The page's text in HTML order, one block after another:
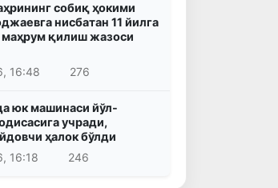
собиқ ҳокими
нисбатан 11 йилга
қилиш жазоси
16:48
276
юк машинаси йўл-
учради,
ҳалок бўлди
16:18
246